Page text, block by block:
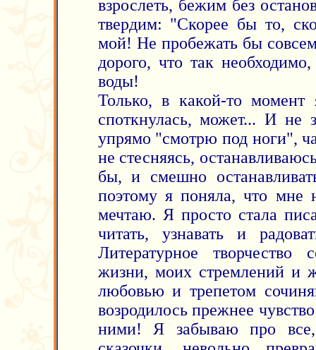
взрослеть, бежим без
твердим: "Скорее бы то,
мой! Не пробежать бы
дорого, что так
воды!
Только, в какой-то момент
споткнулась, может... И не
упрямо "смотрю под ноги",
не стесняясь,
бы, и смешно
поэтому я поняла, что мне
мечтаю. Я просто стала
читать, узнавать и
Литературное
жизни, моих стремлений и
любовью и трепетом
возродилось прежнее
ними! Я забываю про